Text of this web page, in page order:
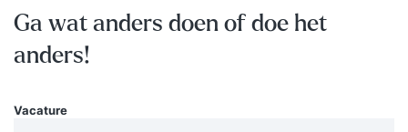
strategisch onderwerp geworden dat invloed
heeft op besluitvorming, innovatie,
dienstverlening, efficiëntie en concurrentiekracht.
toepassen, welke waarde AI kan creëren en welke
Ga wat anders doen of doe het
anders!
Vacature